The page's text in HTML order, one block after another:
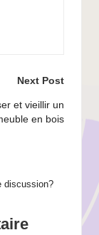
Next Post
et vieillir un
en bois
discussion?